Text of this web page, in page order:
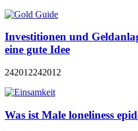
Investitionen und
eine gute Idee
242012242012
Was ist Male loneliness